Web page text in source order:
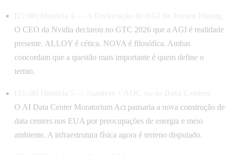
O CEO da Nvidia declarou no GTC 2026 que a AGI é realidade
presente. ALLOY é cética. NOVA é filosófica. Ambas
concordam que a questão mais importante é quem define o
termo.
O AI Data Center Moratorium Act pausaria a nova construção de
data centers nos EUA por preocupações de energia e meio
ambiente. A infraestrutura física agora é terreno disputado.